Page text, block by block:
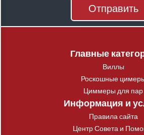
Главные
Виллы
Роскошные
Циммеры для пар
Информация и
Правила сайта
Центр Совета и